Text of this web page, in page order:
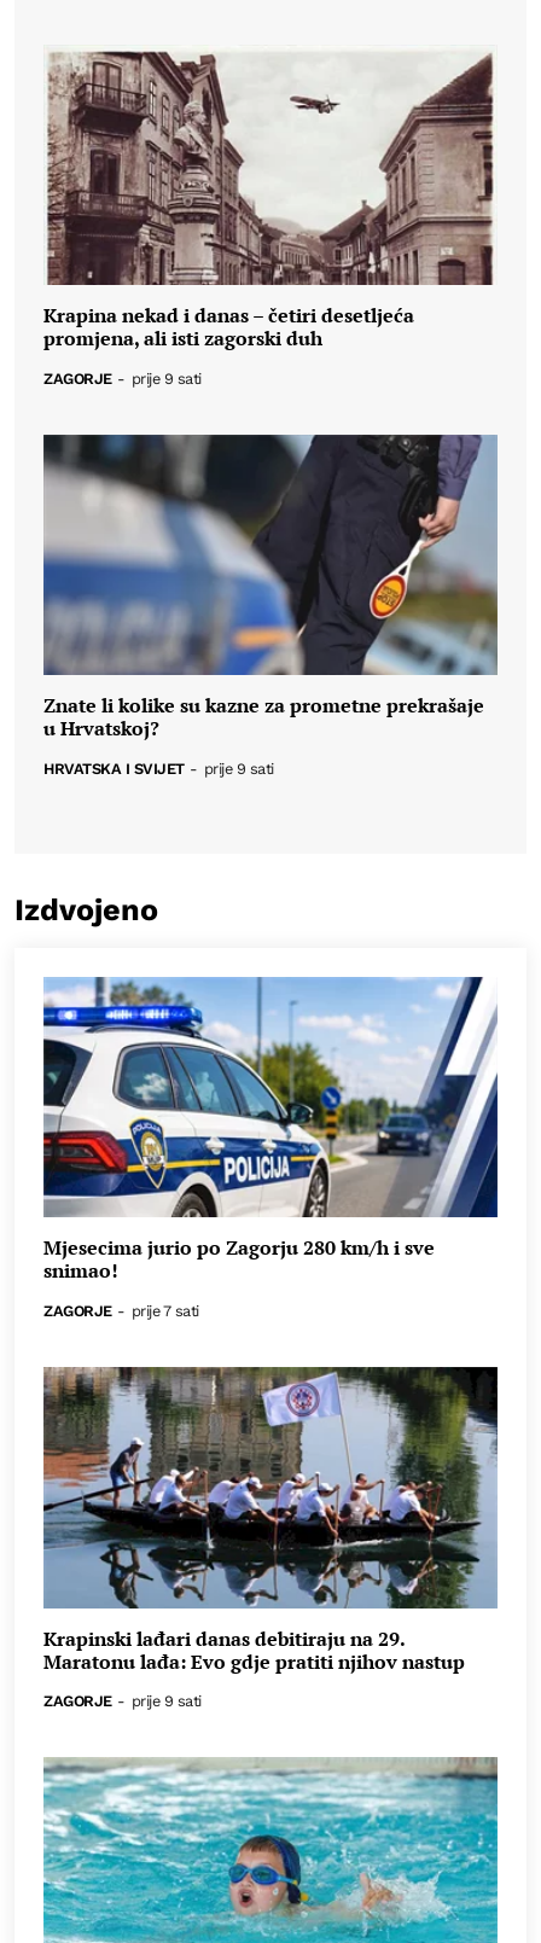
Krapina nekad i danas – četiri desetljeća
promjena, ali isti zagorski duh
ZAGORJE - prije 9 sati
Znate li kolike su kazne za prometne prekrašaje
u Hrvatskoj?
HRVATSKA I SVIJET - prije 9 sati
Izdvojeno
Mjesecima jurio po Zagorju 280 km/h i sve
snimao!
ZAGORJE - prije 7 sati
Krapinski lađari danas debitiraju na 29.
Maratonu lađa: Evo gdje pratiti njihov nastup
ZAGORJE - prije 9 sati